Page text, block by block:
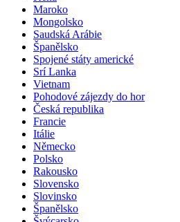
Maroko
Mongolsko
Saudská Arábie
Španělsko
Spojené státy americké
Srí Lanka
Vietnam
Pohodové zájezdy do hor
Česká republika
Francie
Itálie
Německo
Polsko
Rakousko
Slovensko
Slovinsko
Španělsko